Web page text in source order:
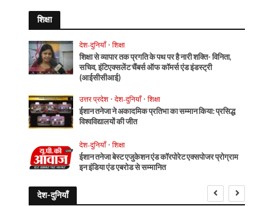
शिक्षा
देश-दुनियाँ • शिक्षा
शिक्षा से व्यापार तक प्रगति के पथ पर है नारी शक्ति- विनिता,
सचिव, इंटिएक्सलेंट चैंबर्स ऑफ कॉमर्स एंड इंडस्ट्री
(आईसीसीआई)
उत्तर प्रदेश • देश-दुनियाँ • शिक्षा
ईशान तनेजा ने अकादमिक प्रतिभा का सम्मान किया: प्रसिद्ध
विश्वविद्यालयों की जीत
देश-दुनियाँ • शिक्षा
ईशान तनेजा बेस्ट एजुकेशन एंड कॉरपोरेट एक्सपोजर प्रोग्राम
इन इंडिया एंड एबरोड से सम्मानित
देश-दुनियाँ